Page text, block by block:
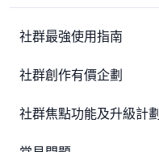
社群最強使用指南
社群創作有價企劃
社群焦點功能及升級計劃